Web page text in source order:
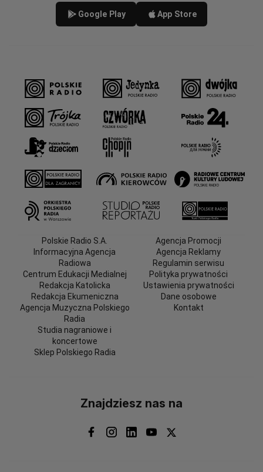
Google Play App Store
Polskie Radio S.A.
Informacyjna Agencja
Radiowa
Centrum Edukacji Medialnej
Redakcja Katolicka
Redakcja Ekumeniczna
Agencja Muzyczna Polskiego
Radia
Studia nagraniowe i
koncertowe
Sklep Polskiego Radia
Agencja Promocji
Agencja Reklamy
Regulamin serwisu
Polityka prywatności
Ustawienia prywatności
Dane osobowe
Kontakt
Znajdziesz nas na